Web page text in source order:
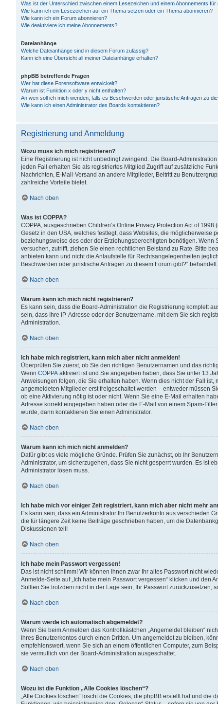
Was ist der Unterschied zwischen einem Lesezeichen und einem Abonnements
Wie kann ich ein Lesezeichen auf ein Thema setzen oder ein Thema abonnieren?
Wie kann ich ein Forum abonnieren?
Wie deaktiviere ich meine Abonnements?
Dateianhänge
Welche Dateianhänge sind in diesem Forum zulässig?
Kann ich eine Übersicht all meiner Dateianhänge erhalten?
phpBB betreffende Fragen
Wer hat diese Forensoftware entwickelt?
Warum ist Funktion x oder y nicht enthalten?
An wen soll ich mich wenden, falls es Beschwerden oder juristische Anfragen zu
Wie kann ich einen Administrator des Boards kontaktieren?
Registrierung und Anmeldung
Wozu muss ich mich registrieren?
Eine Registrierung ist nicht unbedingt zwingend. Die Board-
jeden Fall erhalten Sie als registriertes Mitglied Zugriff auf zusätzliche
Nachrichten, E-Mail-Versand an andere Mitglieder, Beitritt zu
zahlreiche Vorteile bietet.
Nach oben
Was ist COPPA?
COPPA, ausgeschrieben Children’s Online Privacy Protection Act of
Gesetz in den USA, welches festlegt, dass Websites, die
beziehungsweise des oder der Erziehungsberechtigten benötigen.
versuchen, zutrifft, ziehen Sie einen rechtlichen Beistand zu Rate. Bitte
anbieten kann und nicht die Anlaufstelle für Rechtsangelegenheiten
Beschwerden oder juristische Anfragen zu diesem Forum gibt?“
Nach oben
Warum kann ich mich nicht registrieren?
Es kann sein, dass die Board-Administration die Registrierung komplett
sein, dass Ihre IP-Adresse oder der Benutzername, mit dem Sie sich
Administration.
Nach oben
Ich habe mich registriert, kann mich aber nicht anmelden!
Überprüfen Sie zuerst, ob Sie den richtigen Benutzernamen und das
Wenn COPPA aktiviert ist und Sie angegeben haben, dass Sie unter 13
Anweisungen folgen, die Sie erhalten haben. Wenn dies nicht der Fall
angemeldeten Mitglieder erst freigeschaltet werden – entweder müssen
ob eine Aktivierung nötig ist oder nicht. Wenn Sie eine E-Mail erhalten
Adresse korrekt eingegeben haben oder die E-Mail von einem Spam-
wurde, dann kontaktieren Sie einen Administrator.
Nach oben
Warum kann ich mich nicht anmelden?
Dafür gibt es viele mögliche Gründe. Prüfen Sie zunächst, ob Ihr
Administrator, um sicherzugehen, dass Sie nicht gesperrt wurden. Es ist
Administrator lösen muss.
Nach oben
Ich habe mich vor einiger Zeit registriert, kann mich aber nicht mehr
Es kann sein, dass ein Administrator Ihr Benutzerkonto aus verschieden
die für längere Zeit keine Beiträge geschrieben haben, um die
Diskussionen teil!
Nach oben
Ich habe mein Passwort vergessen!
Das ist nicht schlimm! Wir können Ihnen zwar Ihr altes Passwort nicht
Anmelde-Seite auf „Ich habe mein Passwort vergessen“ klicken und
Sollten Sie trotzdem nicht in der Lage sein, Ihr Passwort zurückzusetzen,
Nach oben
Warum werde ich automatisch abgemeldet?
Wenn Sie beim Anmelden das Kontrollkästchen „Angemeldet bleiben“
Ihres Benutzerkontos durch einen Dritten. Um angemeldet zu bleiben,
empfehlenswert, wenn Sie sich an einem öffentlichen Computer, zum
sie vermutlich von der Board-Administration ausgeschaltet.
Nach oben
Wozu ist die Funktion „Alle Cookies löschen“?
„Alle Cookies löschen“ löscht die Cookies, die phpBB erstellt hat und